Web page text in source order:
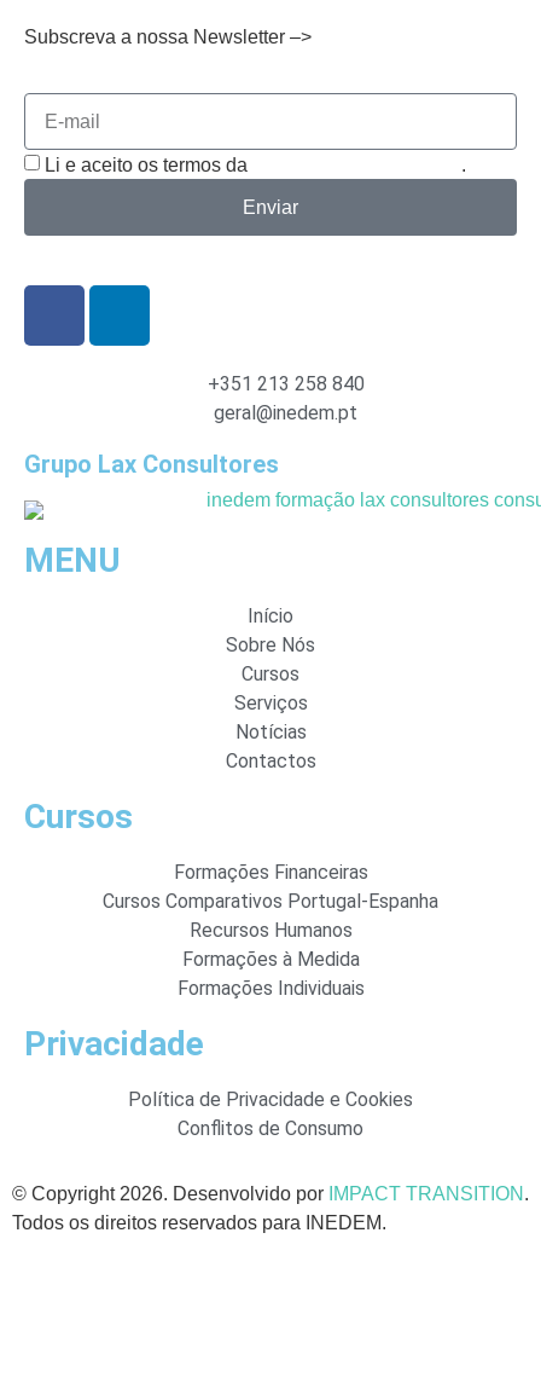
Subscreva a nossa Newsletter –>
Li e aceito os termos da .
Enviar
+351 213 258 840
geral@inedem.pt
Grupo Lax Consultores
MENU
Início
Sobre Nós
Cursos
Serviços
Notícias
Contactos
Cursos
Formações Financeiras
Cursos Comparativos Portugal-Espanha
Recursos Humanos
Formações à Medida
Formações Individuais
Privacidade
Política de Privacidade e Cookies
Conflitos de Consumo
© Copyright 2026. Desenvolvido por IMPACT TRANSITION .
Todos os direitos reservados para INEDEM.